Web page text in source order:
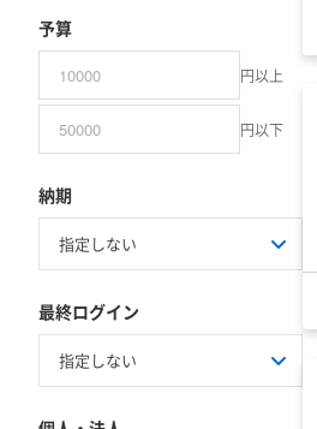
予算
円以上
円以下
納期
最終ログイン